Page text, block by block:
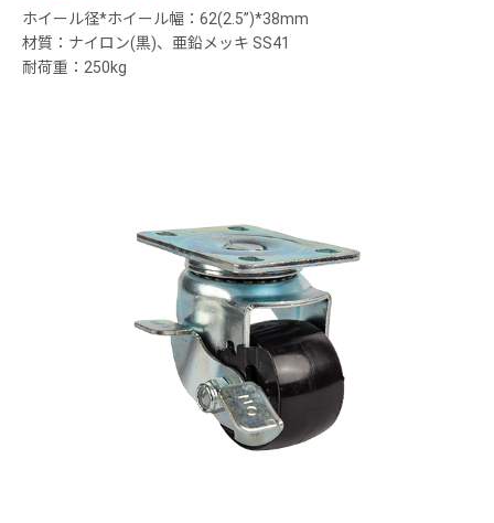
ホイール径*ホイール幅：62(2.5”)*38mm
材質：ナイロン(黒)、亜鉛メッキ SS41
耐荷重：250kg